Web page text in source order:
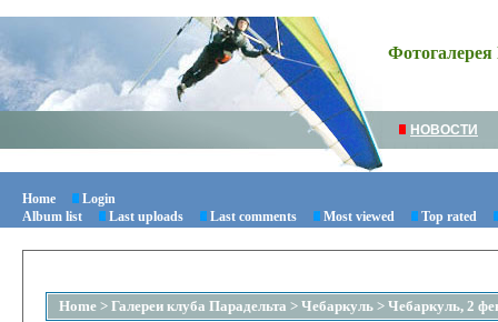
Фотогалерея
НОВОСТИ
Home
Login
Album list
Last uploads Last comments Most viewed Top rated
Home > Галереи клуба Парадельта > Чебаркуль > Чебаркуль, 2